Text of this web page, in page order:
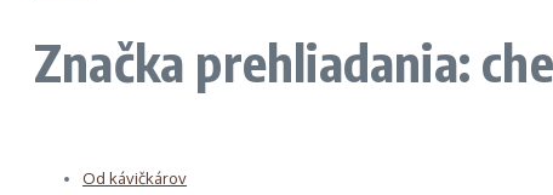
Značka prehliadania:
Od kávičkárov